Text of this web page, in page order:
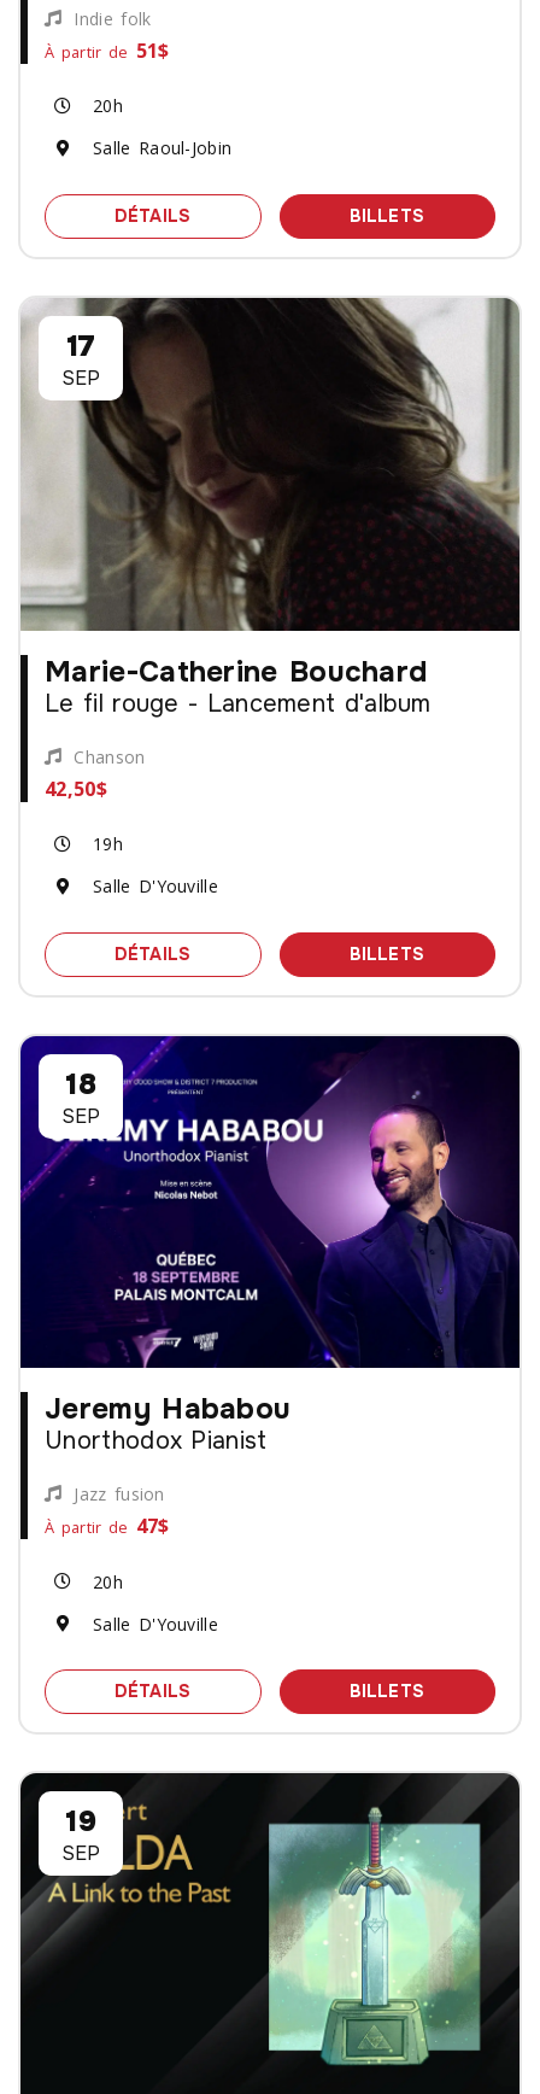
Indie folk
À partir de 51$
20h
Salle Raoul-Jobin
DÉTAILS SPECTACLE HAZLETTBILLETS DES
17
SEP
Marie-Catherine Bouchard
Le fil rouge - Lancement d'album
Chanson
42,50$
19h
Salle D'Youville
DÉTAILS SPECTACLE MARIE-CATHERINE
BILLETS DES
18
SEP
Jeremy Hababou
Unorthodox Pianist
Jazz fusion
À partir de 47$
20h
Salle D'Youville
DÉTAILS SPECTACLE JEREMY HABABOU -
BILLETS DES
19
SEP